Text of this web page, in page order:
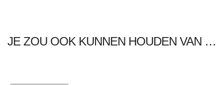
JE ZOU OOK KUNNEN HOUDEN VAN …